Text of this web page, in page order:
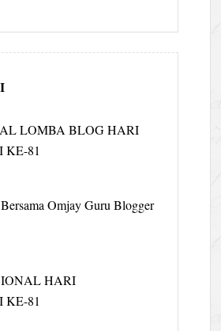
LOMBA BLOG HARI
81
Omjay Guru Blogger
HARI
81